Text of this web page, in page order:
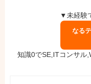
▼未経験
なる
知識0でSE,ITコンサル